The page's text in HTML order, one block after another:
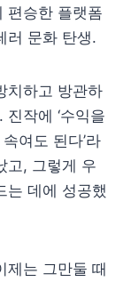
편승한 플랫폼
러 문화 탄생.
치하고 방관하
작에 ‘수익을
여도 된다’라
고, 그렇게 우
는 데에 성공했
제는 그만둘 때